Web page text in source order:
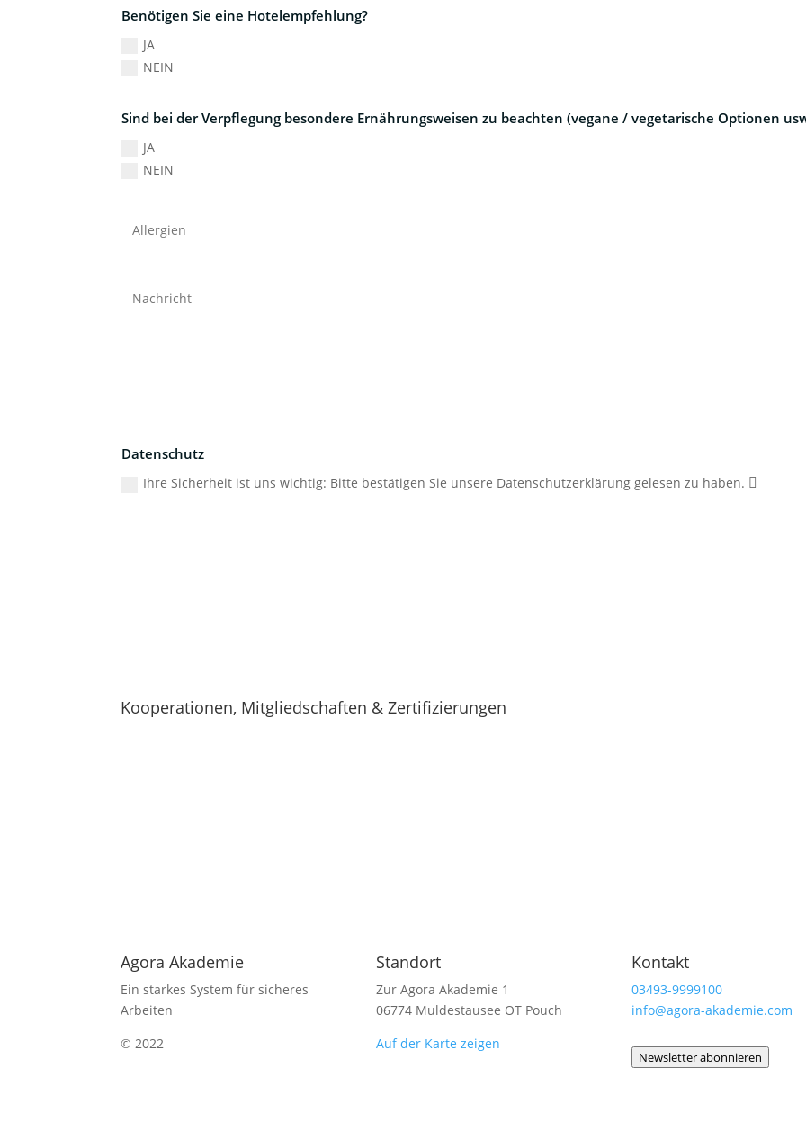
Benötigen Sie eine Hotelempfehlung?
JA
NEIN
Sind bei der Verpflegung besondere Ernährungsweisen zu beachten (vegane / vegetarische Optionen
JA
NEIN
Datenschutz
Ihre Sicherheit ist uns wichtig: Bitte bestätigen Sie unsere Datenschutzerklärung gelesen zu haben.
Kooperationen, Mitgliedschaften & Zertifizierungen
Agora Akademie
Ein starkes System für sicheres
Arbeiten
© 2022
Standort
Zur Agora Akademie 1
06774 Muldestausee OT Pouch
Auf der Karte zeigen
Kontakt
03493-9999100
info@agora-akademie.com
Newsletter abonnieren